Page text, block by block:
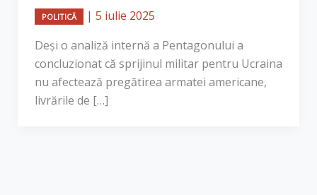
POLITICĂ | 5 iulie 2025
Deși o analiză internă a Pentagonului a
concluzionat că sprijinul militar pentru Ucraina
nu afectează pregătirea armatei americane,
livrările de […]